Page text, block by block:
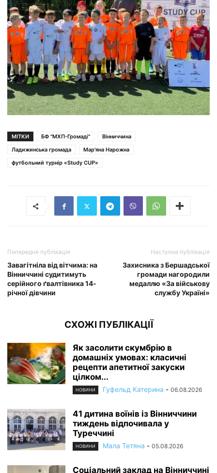
МІТКИ БФ "МХП-Громаді"
Вінниччина
Ладижинська громада
Мар'яна Нарожна
футбольний турнір «Study CUP»
Попередня публікація
Завагітніла від вітчима: на
Вінниччині судитимуть
серійного ґвалтівника 14-
річної дівчини
Наступна публікація
Захисника з Бершадської
громади нагородили
медаллю «За військову
службу Україні»
СХОЖІ ПУБЛІКАЦІЇ
Як засолити скумбрію в
домашніх умовах: класичні
рецепти апетитної закуски
цілком...
НОВИНИ Гуфельд Катерина - 06.08.2026
41 дитина воїнів із Вінниччини
тиждень відпочивала у
Туреччині
НОВИНИ Мала Тетяна - 05.08.2026
Соціальний заклад на Вінниччині